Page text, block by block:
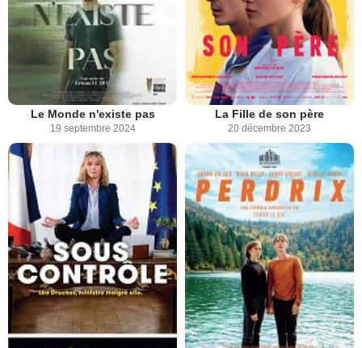
Le Monde n'existe pas
19 septembre 2024
La Fille de son père
20 décembre 2023